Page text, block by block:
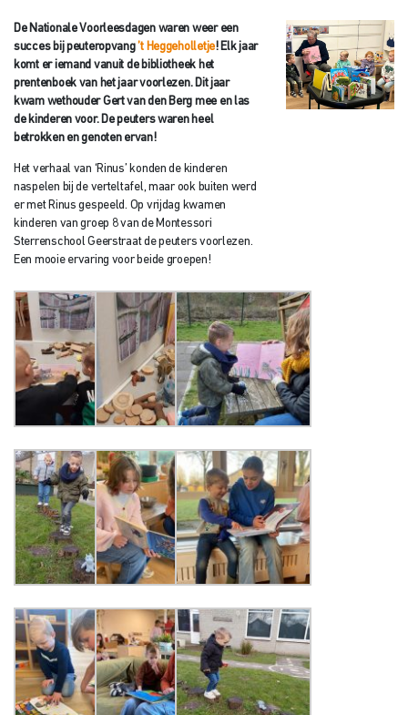
De Nationale Voorleesdagen waren weer een
succes bij peuteropvang’t Heggeholletje! Elk jaar
komt er iemand vanuit de bibliotheek het
prentenboek van het jaar voorlezen. Dit jaar
kwam wethouder Gert van den Berg mee en las
de kinderen voor. De peuters waren heel
betrokken en genoten ervan!
Het verhaal van ‘Rinus’ konden de kinderen
naspelen bij de verteltafel, maar ook buiten werd
er met Rinus gespeeld. Op vrijdag kwamen
kinderen van groep 8 van de Montessori
Sterrenschool Geerstraat de peuters voorlezen.
Een mooie ervaring voor beide groepen!